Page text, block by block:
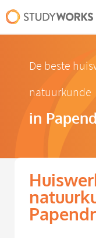
De beste
natuurkunde
in